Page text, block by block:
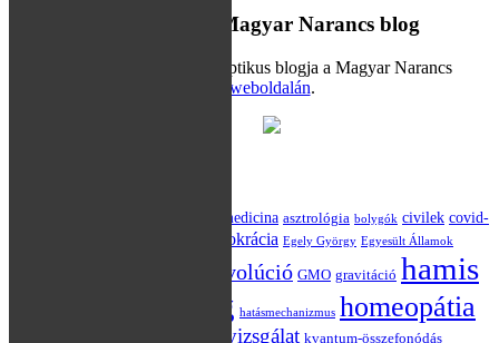
Hamis dilemma – Magyar Narancs blog
Hraskó Gábor szkeptikus blogja a Magyar Narancs
weboldalán.
alternatív medicina asztrológia bolygók civilek covid-
demokrácia Egely György Egyesült Államok
evolúció GMO gravitáció hamis
dilemma blog hatásmechanizmus homeopátia
klinikai vizsgálat kvantum-összefonódás